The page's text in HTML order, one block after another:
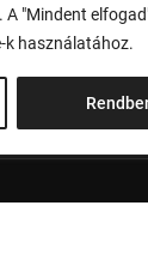
"Mindent
k használatához.